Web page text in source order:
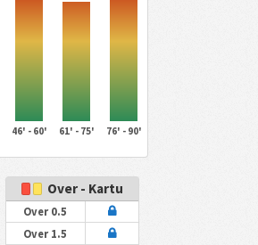
46' - 60' 61' - 75' 76' - 90'
Over - Kartu
Over 0.5
Over 1.5